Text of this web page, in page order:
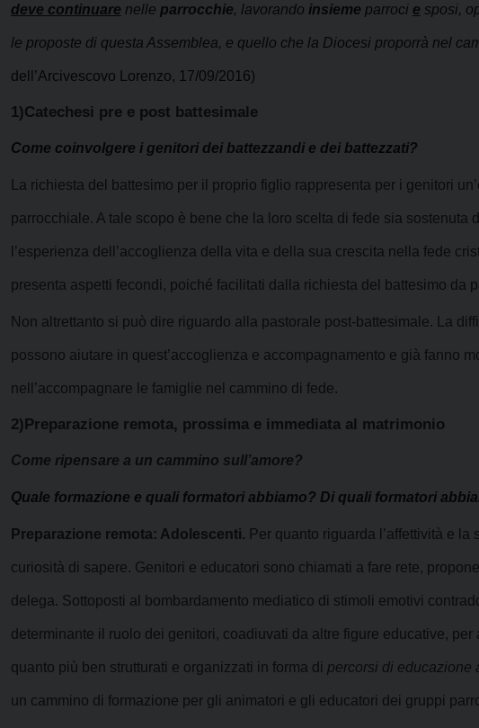
deve continuare nelle parrocchie, lavorando insieme parroci e sposi,
le proposte di questa Assemblea, e quello che la Diocesi proporrà nel
dell’Arcivescovo Lorenzo, 17/09/2016)
1)Catechesi pre e post battesimale
Come coinvolgere i genitori dei battezzandi e dei battezzati?
La richiesta del battesimo per il proprio figlio rappresenta per i genitori
parrocchiale. A tale scopo è bene che la loro scelta di fede sia
l’esperienza dell’accoglienza della vita e della sua crescita nella fede
presenta aspetti fecondi, poiché facilitati dalla richiesta del battesimo da
Non altrettanto si può dire riguardo alla pastorale post-battesimale. La
possono aiutare in quest’accoglienza e accompagnamento e già fanno
nell’accompagnare le famiglie nel cammino di fede.
2)Preparazione remota, prossima e immediata al matrimonio
Come ripensare a un cammino sull’amore?
Quale formazione e quali formatori abbiamo? Di quali formatori
Preparazione remota: Adolescenti. Per quanto riguarda l’affettività e
curiosità di sapere. Genitori e educatori sono chiamati a fare rete,
delega. Sottoposti al bombardamento mediatico di stimoli emotivi
determinante il ruolo dei genitori, coadiuvati da altre figure educative,
quanto più ben strutturati e organizzati in forma di percorsi di educazione
un cammino di formazione per gli animatori e gli educatori dei gruppi